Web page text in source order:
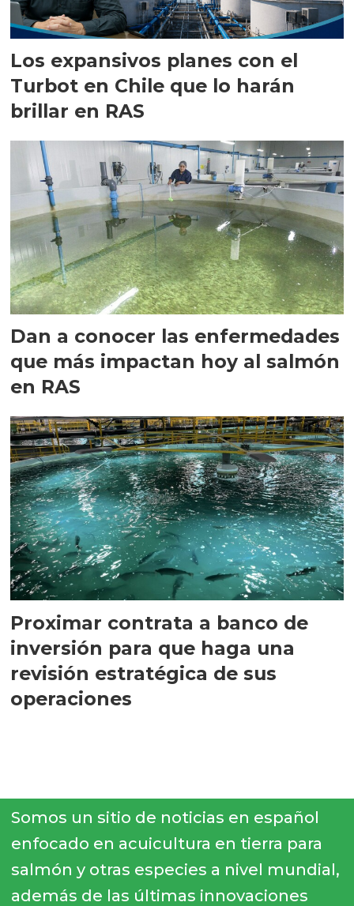
Los expansivos planes con el
Turbot en Chile que lo harán
brillar en RAS
Dan a conocer las enfermedades
que más impactan hoy al salmón
en RAS
Proximar contrata a banco de
inversión para que haga una
revisión estratégica de sus
operaciones
Somos un sitio de noticias en español
enfocado en acuicultura en tierra para
salmón y otras especies a nivel mundial,
además de las últimas innovaciones